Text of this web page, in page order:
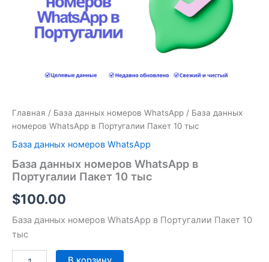
Главная / База данных номеров WhatsApp / База данных
номеров WhatsApp в Португалии Пакет 10 тыс
База данных номеров WhatsApp
База данных номеров WhatsApp в
Португалии Пакет 10 тыс
$100.00
База данных номеров WhatsApp в Португалии Пакет 10
тыс
WhatsApp
Португалии